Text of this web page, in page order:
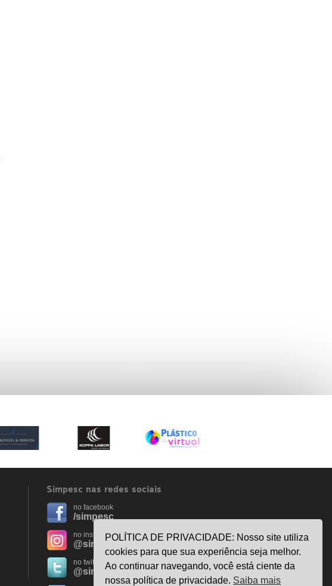
Simpesc nas redes sociais
no facebook
/simpesc
no instagram
@simpescplasticos
no twitter
@simpesc
POLÍTICA DE PRIVACIDADE: Nosso site utiliza
cookies para que sua experiência seja melhor.
Ao continuar navegando, você está ciente da
nossa política de privacidade. Saiba mais